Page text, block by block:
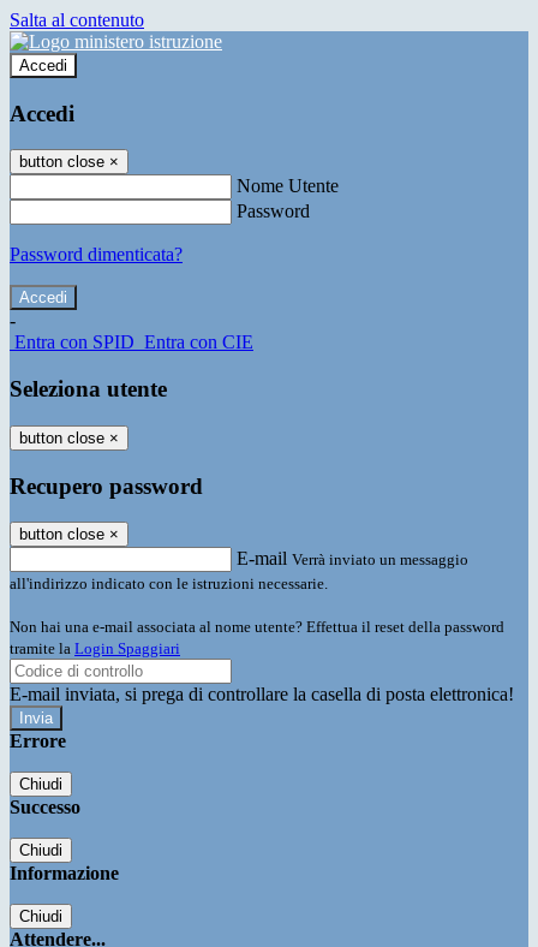
Salta al contenuto
Accedi
Accedi
button close ×
Nome Utente
Password
Password dimenticata?
-
Entra con SPID Entra con CIE
Seleziona utente
button close ×
Recupero password
button close ×
E-mail Verrà inviato un messaggio
all'indirizzo indicato con le istruzioni necessarie.
Non hai una e-mail associata al nome utente? Effettua il reset della password
tramite la Login Spaggiari
E-mail inviata, si prega di controllare la casella di posta elettronica!
Errore
Chiudi
Successo
Chiudi
Informazione
Chiudi
Attendere...